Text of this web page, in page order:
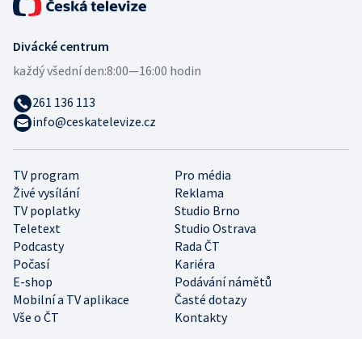
TV program
Pro média
Živé vysílání
Reklama
TV poplatky
Studio Brno
Teletext
Studio Ostrava
Podcasty
Rada ČT
Počasí
Kariéra
E-shop
Podávání námětů
Mobilní a TV aplikace
Časté dotazy
Vše o ČT
Kontakty
Divácké centrum
každý všední den:8:00—16:00 hodin
261 136 113
info@ceskatelevize.cz